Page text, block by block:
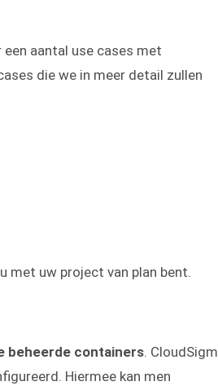
aantal use cases met
die we in meer detail zullen
met uw project van plan bent.
beheerde containers.
Hiermee kan men